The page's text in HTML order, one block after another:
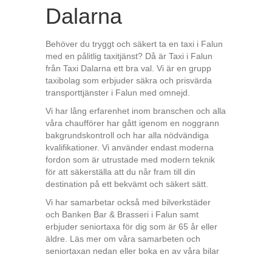
Dalarna
Behöver du tryggt och säkert ta en taxi i Falun
med en pålitlig taxitjänst? Då är Taxi i Falun
från Taxi Dalarna ett bra val. Vi är en grupp
taxibolag som erbjuder säkra och prisvärda
transporttjänster i Falun med omnejd.
Vi har lång erfarenhet inom branschen och alla
våra chaufförer har gått igenom en noggrann
bakgrundskontroll och har alla nödvändiga
kvalifikationer. Vi använder endast moderna
fordon som är utrustade med modern teknik
för att säkerställa att du når fram till din
destination på ett bekvämt och säkert sätt.
Vi har samarbetar också med bilverkstäder
och Banken Bar & Brasseri i Falun samt
erbjuder seniortaxa för dig som är 65 år eller
äldre. Läs mer om våra samarbeten och
seniortaxan nedan eller boka en av våra bilar